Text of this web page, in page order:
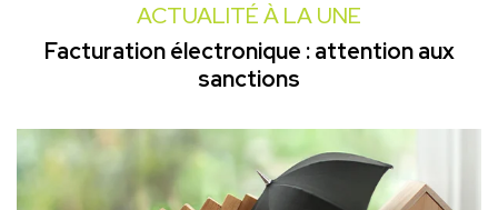
ACTUALITÉ À LA UNE
Facturation électronique : attention aux
sanctions